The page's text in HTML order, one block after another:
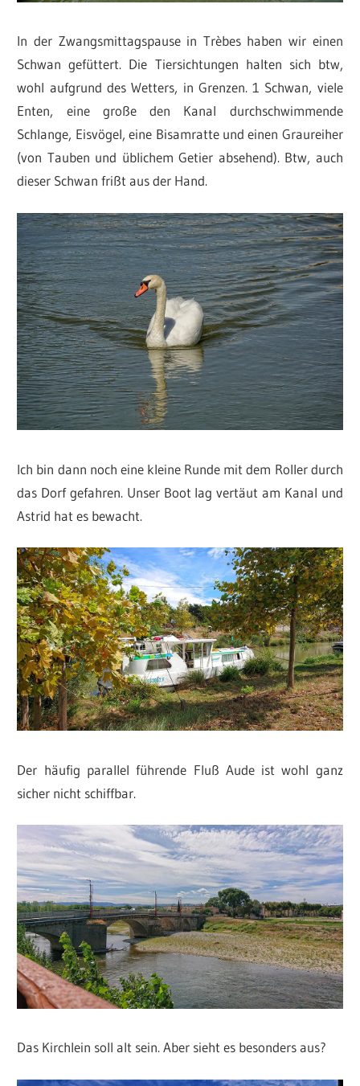
In der Zwangsmittagspause in Trèbes haben wir einen
Schwan gefüttert. Die Tiersichtungen halten sich btw,
wohl aufgrund des Wetters, in Grenzen. 1 Schwan, viele
Enten, eine große den Kanal durchschwimmende
Schlange, Eisvögel, eine Bisamratte und einen Graureiher
(von Tauben und üblichem Getier absehend). Btw, auch
dieser Schwan frißt aus der Hand.
Ich bin dann noch eine kleine Runde mit dem Roller durch
das Dorf gefahren. Unser Boot lag vertäut am Kanal und
Astrid hat es bewacht.
Der häufig parallel führende Fluß Aude ist wohl ganz
sicher nicht schiffbar.
Das Kirchlein soll alt sein. Aber sieht es besonders aus?